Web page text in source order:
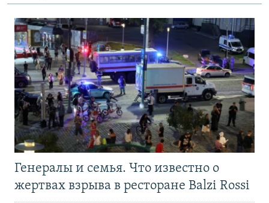
Генералы и семья. Что известно о
жертвах взрыва в ресторане Balzi Rossi